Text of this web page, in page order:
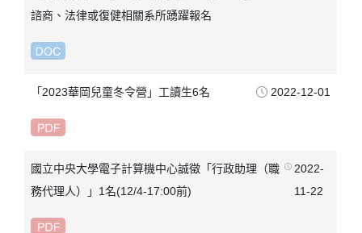
諮商、法律或復健相關系所踴躍報名
「2023華岡兒童冬令營」工讀生6名 2022-12-01
國立中央大學電子計算機中心誠徵「行政助理（職
務代理人）」1名(12/4-17:00前)
2022-
11-22